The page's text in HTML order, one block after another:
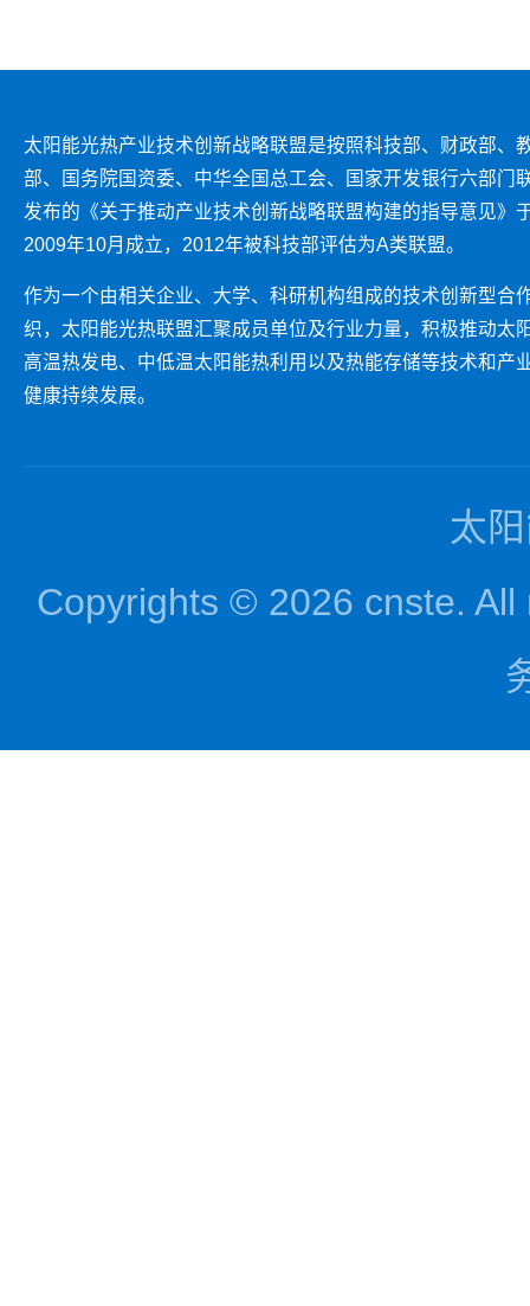
太阳能光热产业技术创新战略联盟是按照科技部、财政部、
部、国务院国资委、中华全国总工会、国家开发银行六部门
发布的《关于推动产业技术创新战略联盟构建的指导意见》
2009年10月成立，2012年被科技部评估为A类联盟。
作为一个由相关企业、大学、科研机构组成的技术创新型合
织，太阳能光热联盟汇聚成员单位及行业力量，积极推动太
高温热发电、中低温太阳能热利用以及热能存储等技术和产
健康持续发展。
太
Copyrights © 2026 cnste. All